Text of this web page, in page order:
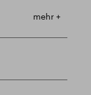
mehr +